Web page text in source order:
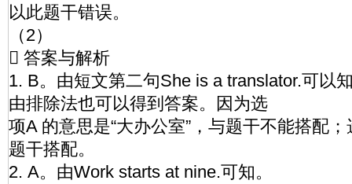
以此题干错误。
（2）
 答案与解析
1. B。由短文第二句She is a translator.可以
由排除法也可以得到答案。因为选
项A 的意思是“大办公室”，与题干不能搭配
题干搭配。
2. A。由Work starts at nine.可知。